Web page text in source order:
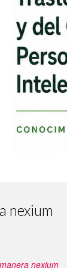
nexium
nexium